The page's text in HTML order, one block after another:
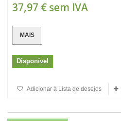
37,97 € sem IVA
MAIS
Disponível
Adicionar à Lista de desejos